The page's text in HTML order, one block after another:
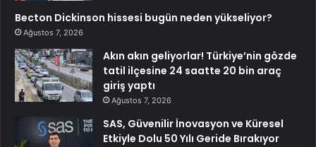
Becton Dickinson hissesi bugün neden yükseliyor?
Ağustos 7, 2026
Akın akın geliyorlar! Türkiye’nin gözde
tatil ilçesine 24 saatte 20 bin araç
giriş yaptı
Ağustos 7, 2026
SAS, Güvenilir İnovasyon ve Küresel
Etkiyle Dolu 50 Yılı Geride Bırakıyor